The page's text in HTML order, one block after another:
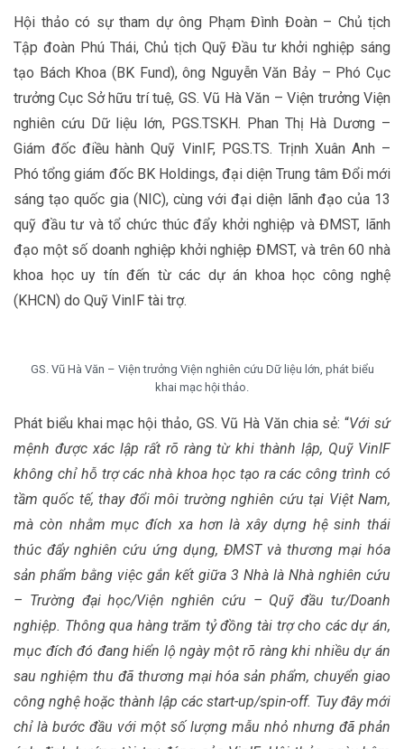
Hội thảo có sự tham dự ông Phạm Đình Đoàn – Chủ tịch
Tập đoàn Phú Thái, Chủ tịch Quỹ Đầu tư khởi nghiệp sáng
tạo Bách Khoa (BK Fund), ông Nguyễn Văn Bảy – Phó Cục
trưởng Cục Sở hữu trí tuệ, GS. Vũ Hà Văn – Viện trưởng Viện
nghiên cứu Dữ liệu lớn, PGS.TSKH. Phan Thị Hà Dương –
Giám đốc điều hành Quỹ VinIF, PGS.TS. Trịnh Xuân Anh –
Phó tổng giám đốc BK Holdings, đại diện Trung tâm Đổi mới
sáng tạo quốc gia (NIC), cùng với đại diện lãnh đạo của 13
quỹ đầu tư và tổ chức thúc đẩy khởi nghiệp và ĐMST, lãnh
đạo một số doanh nghiệp khởi nghiệp ĐMST, và trên 60 nhà
khoa học uy tín đến từ các dự án khoa học công nghệ
(KHCN) do Quỹ VinIF tài trợ.
GS. Vũ Hà Văn – Viện trưởng Viện nghiên cứu Dữ liệu lớn, phát biểu
khai mạc hội thảo.
Phát biểu khai mạc hội thảo, GS. Vũ Hà Văn chia sẻ: “Với sứ
mệnh được xác lập rất rõ ràng từ khi thành lập, Quỹ VinIF
không chỉ hỗ trợ các nhà khoa học tạo ra các công trình có
tầm quốc tế, thay đổi môi trường nghiên cứu tại Việt Nam,
mà còn nhằm mục đích xa hơn là xây dựng hệ sinh thái
thúc đẩy nghiên cứu ứng dụng, ĐMST và thương mại hóa
sản phẩm bằng việc gắn kết giữa 3 Nhà là Nhà nghiên cứu
– Trường đại học/Viện nghiên cứu – Quỹ đầu tư/Doanh
nghiệp. Thông qua hàng trăm tỷ đồng tài trợ cho các dự án,
mục đích đó đang hiển lộ ngày một rõ ràng khi nhiều dự án
sau nghiệm thu đã thương mại hóa sản phẩm, chuyển giao
công nghệ hoặc thành lập các start-up/spin-off. Tuy đây mới
chỉ là bước đầu với một số lượng mẫu nhỏ nhưng đã phản